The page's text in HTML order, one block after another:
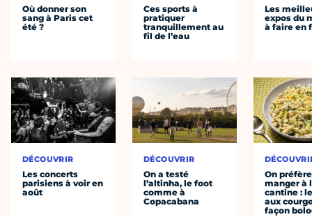
Où donner son
sang à Paris cet
été ?
DÉCOUVRIR
Les concerts
parisiens à voir en
août
Ces sports à
pratiquer
tranquillement au
fil de l’eau
DÉCOUVRIR
On a testé
l’altinha, le foot
comme à
Copacabana
Les
expos du
à faire en
On préfère
manger à
cantine :
aux
façon